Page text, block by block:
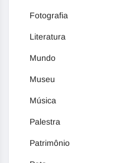
Fotografia
Literatura
Mundo
Museu
Música
Palestra
Patrimônio